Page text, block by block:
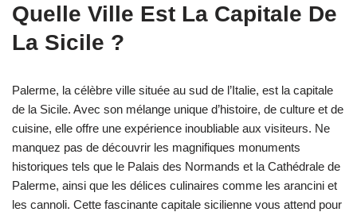
Quelle Ville Est La Capitale De
La Sicile ?
Palerme, la célèbre ville située au sud de l’Italie, est la capitale
de la Sicile. Avec son mélange unique d’histoire, de culture et de
cuisine, elle offre une expérience inoubliable aux visiteurs. Ne
manquez pas de découvrir les magnifiques monuments
historiques tels que le Palais des Normands et la Cathédrale de
Palerme, ainsi que les délices culinaires comme les arancini et
les cannoli. Cette fascinante capitale sicilienne vous attend pour